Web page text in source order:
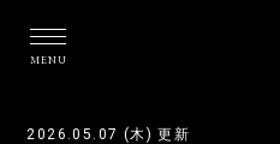
MENU
2026.05.07 (木) 更新